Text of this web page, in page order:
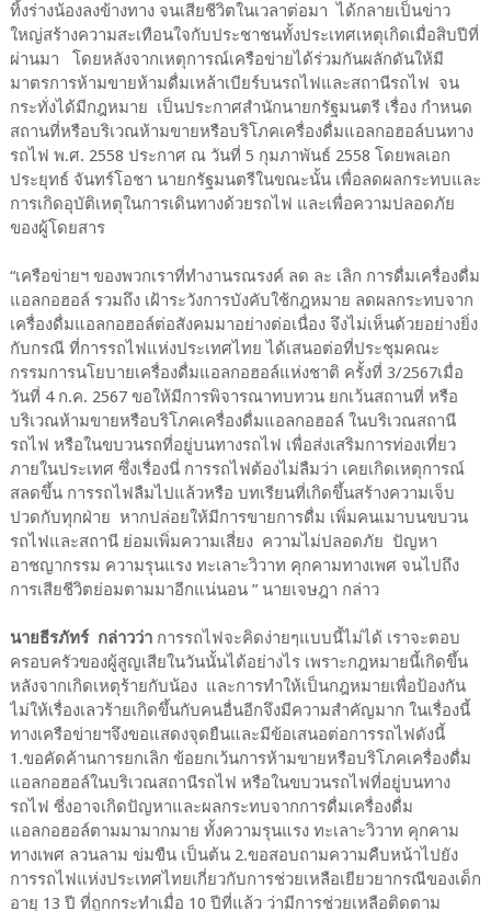
ทิ้งร่างน้องลงข้างทาง จนเสียชีวิตในเวลาต่อมา ได้กลายเป็นข่าว
ใหญ่สร้างความสะเทือนใจกับประชาชนทั้งประเทศเหตุเกิดเมื่อสิบปีที่
ผ่านมา โดยหลังจากเหตุการณ์เครือข่ายได้ร่วมกันผลักดันให้มี
มาตรการห้ามขายห้ามดื่มเหล้าเบียร์บนรถไฟและสถานีรถไฟ จน
กระทั่งได้มีกฎหมาย เป็นประกาศสำนักนายกรัฐมนตรี เรื่อง กำหนด
สถานที่หรือบริเวณห้ามขายหรือบริโภคเครื่องดื่มแอลกอฮอล์บนทาง
รถไฟ พ.ศ. 2558 ประกาศ ณ วันที่ 5 กุมภาพันธ์ 2558 โดยพลเอก
ประยุทธ์ จันทร์โอชา นายกรัฐมนตรีในขณะนั้น เพื่อลดผลกระทบและ
การเกิดอุบัติเหตุในการเดินทางด้วยรถไฟ และเพื่อความปลอดภัย
ของผู้โดยสาร
“เครือข่ายฯ ของพวกเราที่ทำงานรณรงค์ ลด ละ เลิก การดื่มเครื่องดื่ม
แอลกอฮอล์ รวมถึง เฝ้าระวังการบังคับใช้กฎหมาย ลดผลกระทบจาก
เครื่องดื่มแอลกอฮอล์ต่อสังคมมาอย่างต่อเนื่อง จึงไม่เห็นด้วยอย่างยิ่ง
กับกรณี ที่การรถไฟแห่งประเทศไทย ได้เสนอต่อที่ประชุมคณะ
กรรมการนโยบายเครื่องดื่มแอลกอฮอล์แห่งชาติ ครั้งที่ 3/2567เมื่อ
วันที่ 4 ก.ค. 2567 ขอให้มีการพิจารณาทบทวน ยกเว้นสถานที่ หรือ
บริเวณห้ามขายหรือบริโภคเครื่องดื่มแอลกอฮอล์ ในบริเวณสถานี
รถไฟ หรือในขบวนรถที่อยู่บนทางรถไฟ เพื่อส่งเสริมการท่องเที่ยว
ภายในประเทศ ซึ่งเรื่องนี่ การรถไฟต้องไม่ลืมว่า เคยเกิดเหตุการณ์
สลดขึ้น การรถไฟลืมไปแล้วหรือ บทเรียนที่เกิดขึ้นสร้างความเจ็บ
ปวดกับทุกฝ่าย หากปล่อยให้มีการขายการดื่ม เพิ่มคนเมาบนขบวน
รถไฟและสถานี ย่อมเพิ่มความเสี่ยง ความไม่ปลอดภัย ปัญหา
อาชญากรรม ความรุนแรง ทะเลาะวิวาท คุกคามทางเพศ จนไปถึง
การเสียชีวิตย่อมตามมาอีกแน่นอน ” นายเจษฎา กล่าว
นายธีรภัทร์ กล่าวว่า การรถไฟจะคิดง่ายๆแบบนี้ไม่ได้ เราจะตอบ
ครอบครัวของผู้สูญเสียในวันนั้นได้อย่างไร เพราะกฎหมายนี้เกิดขึ้น
หลังจากเกิดเหตุร้ายกับน้อง และการทำให้เป็นกฎหมายเพื่อป้องกัน
ไม่ให้เรื่องเลวร้ายเกิดขึ้นกับคนอื่นอีกจึงมีความสำคัญมาก ในเรื่องนี้
ทางเครือข่ายฯจึงขอแสดงจุดยืนและมีข้อเสนอต่อการรถไฟดังนี้
1.ขอคัดค้านการยกเลิก ข้อยกเว้นการห้ามขายหรือบริโภคเครื่องดื่ม
แอลกอฮอล์ในบริเวณสถานีรถไฟ หรือในขบวนรถไฟที่อยู่บนทาง
รถไฟ ซี่งอาจเกิดปัญหาและผลกระทบจากการดื่มเครื่องดื่ม
แอลกอฮอล์ตามมามากมาย ทั้งความรุนแรง ทะเลาะวิวาท คุกคาม
ทางเพศ ลวนลาม ข่มขืน เป็นต้น 2.ขอสอบถามความคืบหน้าไปยัง
การรถไฟแห่งประเทศไทยเกี่ยวกับการช่วยเหลือเยียวยากรณีของเด็ก
อายุ 13 ปี ที่ถูกกระทำเมื่อ 10 ปีที่แล้ว ว่ามีการช่วยเหลือติดตาม